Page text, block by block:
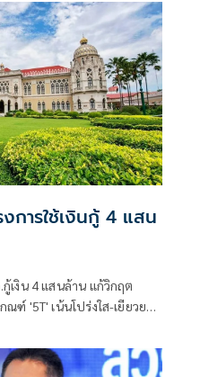
การใช้เงินกู้ 4 แสน
เงิน 4 แสนล้าน แก้วิกฤต
ฑ์ '5T' เน้นโปร่งใส-เยียวยา